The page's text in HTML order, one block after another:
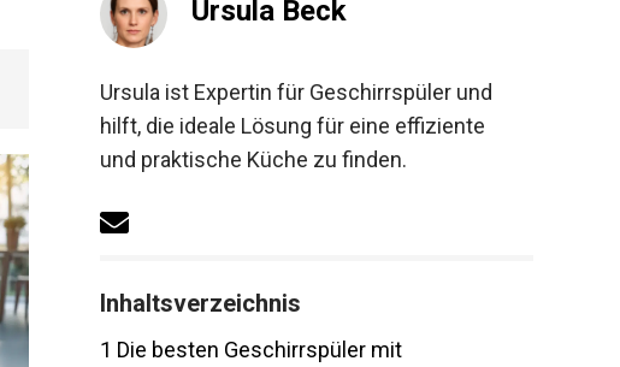
Ursula Beck
Ursula ist Expertin für Geschirrspüler und
hilft, die ideale Lösung für eine effiziente
und praktische Küche zu finden.
Inhaltsverzeichnis
1 Die besten Geschirrspüler mit